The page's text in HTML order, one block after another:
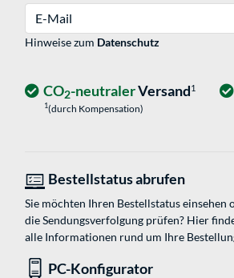
Hinweise zum Datenschutz
CO2-neutralerVersand1
1(durch Kompensation)
Bestellstatus abrufen
Sie möchten Ihren Bestellstatus einsehen
die Sendungsverfolgung prüfen? Hier
alle Informationen rund um Ihre
PC-Konfigurator